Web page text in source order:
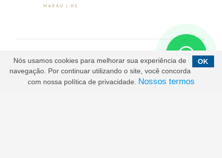
Karla Gavioli Negócios Imobiliários - CRECI 26643 J-
Copyright© 2026. Todos os direitos reservados.
OK
Nós usamos cookies para melhorar sua experiência de
navegação. Por continuar utilizando o site, você concorda
com nossa política de privacidade. Nossos termos